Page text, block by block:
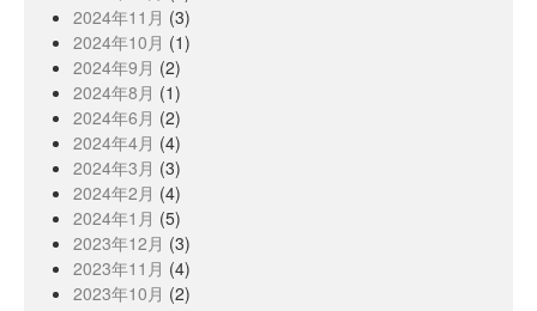
2024年11月 (3)
2024年10月 (1)
2024年9月 (2)
2024年8月 (1)
2024年6月 (2)
2024年4月 (4)
2024年3月 (3)
2024年2月 (4)
2024年1月 (5)
2023年12月 (3)
2023年11月 (4)
2023年10月 (2)